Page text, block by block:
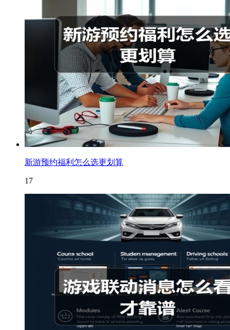
新游预约福利怎么选更划算
17